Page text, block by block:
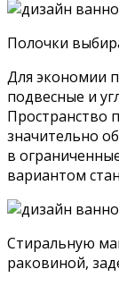
Полочки
Для экономии
подвесные и
Пространство
значительно
в
вариантом
Стиральную
раковиной,